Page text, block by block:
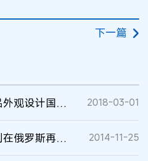
下一篇
俄罗斯加入工业品外观设计国际注册海牙体系 2018-03-01
iPad外观设计专利在俄罗斯再度遭驳回 2014-11-25